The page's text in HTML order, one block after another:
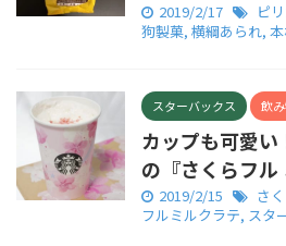
2019/2/17 ピ
狗製菓, 横綱あられ,
スターバックス 飲
カップも可愛
の『さくらフル
2019/2/15 さ
フルミルクラテ, スタ